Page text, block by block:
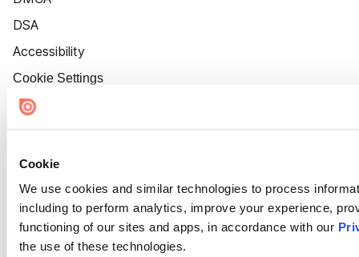
Cookie
We use cookies and similar technologies to process
including to perform analytics, improve your experience,
functioning of our sites and apps, in accordance with our
the use of these technologies.
DSA
Accessibility
Cookie Settings